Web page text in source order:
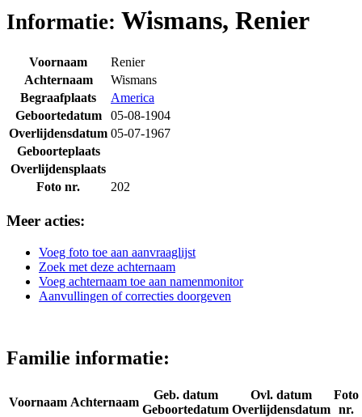
Informatie: Wismans, Renier
Voornaam
Renier
Achternaam
Wismans
Begraafplaats
America
Geboortedatum
05-08-1904
Overlijdensdatum 05-07-1967
Geboorteplaats
Overlijdensplaats
Foto nr.
202
Meer acties:
Voeg foto toe aan aanvraaglijst
Zoek met deze achternaam
Voeg achternaam toe aan namenmonitor
Aanvullingen of correcties doorgeven
Familie informatie:
Voornaam Achternaam
Geb. datum
Geboortedatum
Ovl. datum
Overlijdensdatum
Foto
nr.